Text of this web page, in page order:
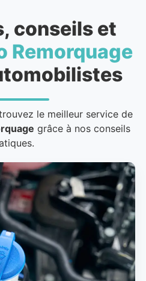
conseils et
Remorquage
le meilleur service de
grâce à nos conseils